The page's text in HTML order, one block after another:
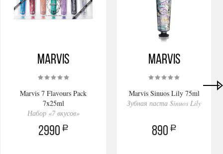
Marvis
Marvis 7 Flavours Pack
7x25ml
Набор «7 вкусов»
2990 a
Marvis
Marvis Sinuos Lily 75ml
Зубная паста Sinuos Lily
890 a